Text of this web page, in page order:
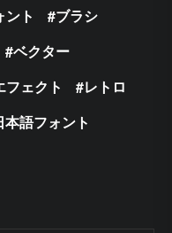
ント
ブラシ
ベクター
フェクト
レトロ
本語フォント